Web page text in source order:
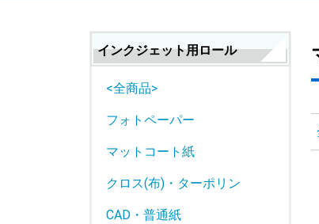
インクジェット用ロール
<全商品>
フォトペーパー
マットコート紙
クロス(布)・ターポリン
CAD・普通紙